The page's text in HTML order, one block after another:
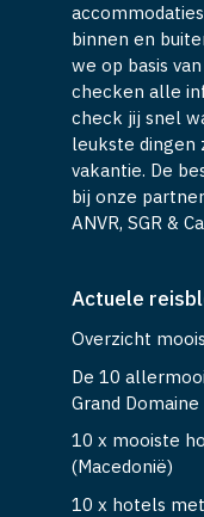
binnen en
we op basis
checken alle
check jij snel
leukste dingen
vakantie. De
bij onze
ANVR, SGR &
Actuele
Overzicht
De 10
Grand Domaine
10 x mooiste
(Macedonië)
10 x hotels